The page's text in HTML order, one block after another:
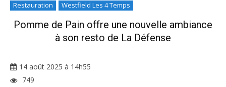
Restauration Westfield Les 4 Temps
Pomme de Pain offre une nouvelle ambiance
à son resto de La Défense
14 août 2025 à 14h55
749